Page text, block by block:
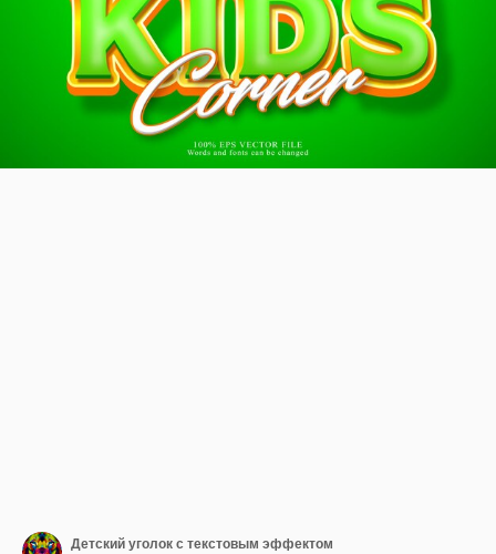
Детский уголок с текстовым эффектом